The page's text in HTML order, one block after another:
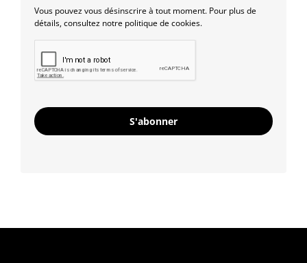
Vous pouvez vous désinscrire à tout moment. Pour plus de
détails, consultez notre politique de cookies.
S'abonner